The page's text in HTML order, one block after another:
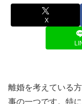
X
離婚を考えている
事の一つです。特